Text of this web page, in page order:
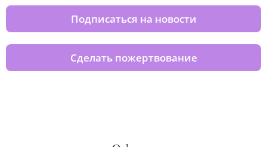
Подписаться на новости
Сделать пожертвование